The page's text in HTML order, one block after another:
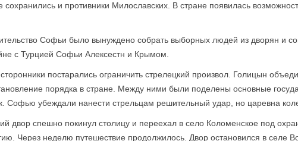
сохранились и противники Милославских. В стране появилась
Софьи было вынуждено собрать выборных людей из дворян и
с Турцией Софьи Алексестн и Крымом.
постарались ограничить стрелецкий произвол. Голицын
порядка в стране. Между ними были поделены основные
Софью убеждали нанести стрельцам решительный удар, но царевна
двор спешно покинул столицу и переехал в село Коломенское под
Через неделю путешествие продолжилось. Двор остановился в селе